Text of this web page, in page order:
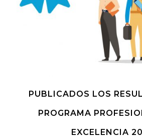
PUBLICADOS LOS
PROGRAMA
EXCELENCIA